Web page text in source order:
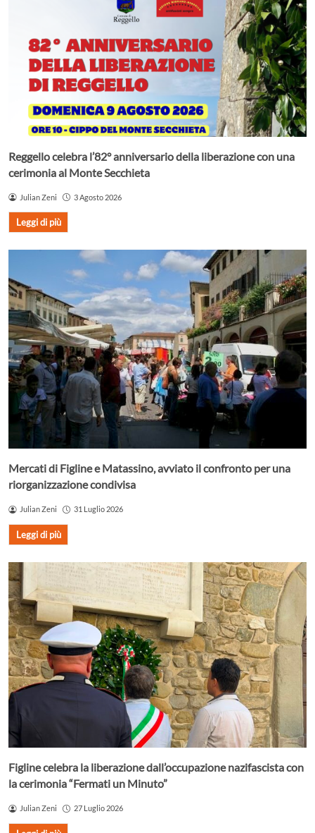
Reggello celebra l’82° anniversario della liberazione con una
cerimonia al Monte Secchieta
Julian Zeni 3 Agosto 2026
Leggi di più
Mercati di Figline e Matassino, avviato il confronto per una
riorganizzazione condivisa
Julian Zeni 31 Luglio 2026
Leggi di più
Figline celebra la liberazione dall’occupazione nazifascista con
la cerimonia “Fermati un Minuto”
Julian Zeni 27 Luglio 2026